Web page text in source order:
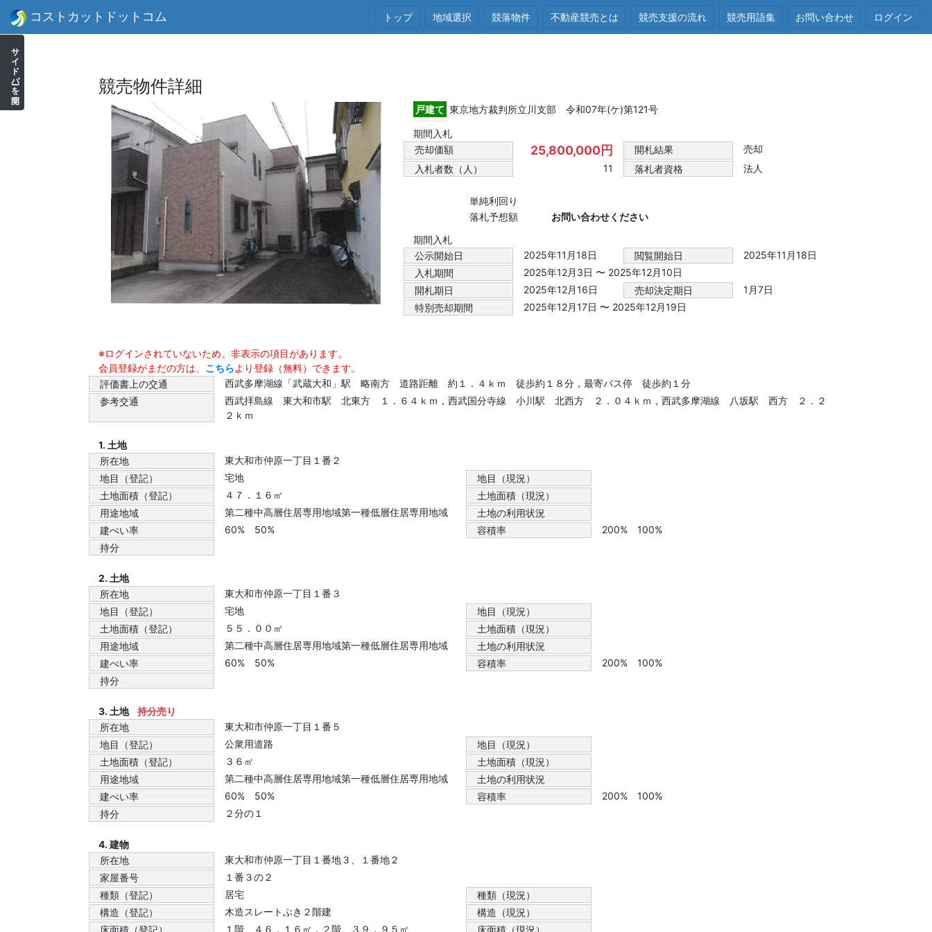
コストカットドットコム トップ 地域選択 競落物件 不動産競売とは 競売支援の流れ 競売用語集 お問い合わせ ログイン
サイドバーを開く 競売物件詳細
戸建て 東京地方裁判所立川支部 令和07年(ケ)第121号
期間入札
売却価額
25,800,000円 開札結果
売却
入札者数（人）
11 落札者資格 法人
単純利回り
落札予想額
お問い合わせください
期間入札
公示開始日
2025年11月18日 閲覧開始日
2025年11月18日
入札期間
2025年12月3日 〜 2025年12月10日
開札期日
2025年12月16日 売却決定期日
1月7日
特別売却期間
2025年12月17日 〜 2025年12月19日
※ログインされていないため、非表示の項目があります。
会員登録がまだの方は、 こちらより登録（無料）できます。
評価書上の交通
西武多摩湖線「武蔵大和」駅 略南方 道路距離 約１．４ｋｍ 徒歩約１８分，最寄バス停 徒歩約１分
参考交通
西武拝島線 東大和市駅 北東方 １．６４ｋｍ，西武国分寺線 小川駅 北西方 ２．０４ｋｍ，西武多摩湖線 八坂駅 西方 ２．２
２ｋｍ
1. 土地
所在地
東大和市仲原一丁目１番２
地目（登記）
宅地
地目（現況）
土地面積（登記）
４７．１６㎡
土地面積（現況）
用途地域
第二種中高層住居専用地域第一種低層住居専用地域
土地の利用状況
建ぺい率
60% 50% 容積率
200% 100%
持分
2. 土地
所在地
東大和市仲原一丁目１番３
地目（登記）
宅地
地目（現況）
土地面積（登記）
５５．００㎡
土地面積（現況）
用途地域
第二種中高層住居専用地域第一種低層住居専用地域
土地の利用状況
建ぺい率
60% 50% 容積率
200% 100%
持分
3. 土地
持分売り
所在地
東大和市仲原一丁目１番５
地目（登記）
公衆用道路
地目（現況）
土地面積（登記）
３６㎡
土地面積（現況）
用途地域
第二種中高層住居専用地域第一種低層住居専用地域
土地の利用状況
建ぺい率
60% 50% 容積率
200% 100%
持分
２分の１
4. 建物
所在地
東大和市仲原一丁目１番地３、１番地２
家屋番号
１番３の２
種類（登記）
居宅
種類（現況）
構造（登記）
木造スレートぶき２階建
構造（現況）
床面積（登記）
１階 ４６．１６㎡，２階 ３９．９５㎡ 床面積（現況）